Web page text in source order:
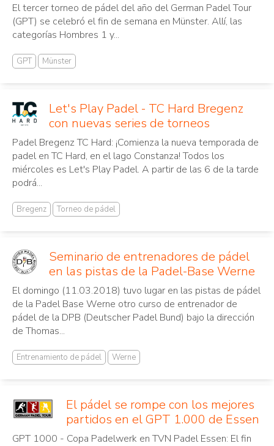
El tercer torneo de pádel del año del German Padel Tour
(GPT) se celebró el fin de semana en Münster. Allí, las
categorías Hombres 1 y...
GPT Münster
Let's Play Padel - TC Hard Bregenz
con nuevas series de torneos
Padel Bregenz TC Hard: ¡Comienza la nueva temporada de
padel en TC Hard, en el lago Constanza! Todos los
miércoles es Let's Play Padel. A partir de las 6 de la tarde
podrá...
Bregenz Torneo de pádel
Seminario de entrenadores de pádel
en las pistas de la Padel-Base Werne
El domingo (11.03.2018) tuvo lugar en las pistas de pádel
de la Padel Base Werne otro curso de entrenador de
pádel de la DPB (Deutscher Padel Bund) bajo la dirección
de Thomas...
Entrenamiento de pádel Werne
El pádel se rompe con los mejores
partidos en el GPT 1.000 de Essen
GPT 1000 - Copa Padelwerk en TVN Padel Essen: El fin